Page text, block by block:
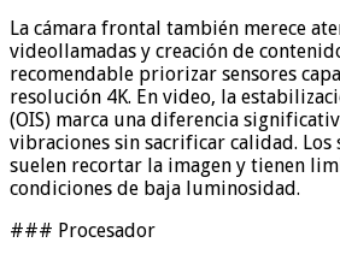
La cámara frontal también merece
videollamadas y creación de
recomendable priorizar sensores
resolución 4K. En video, la
(OIS) marca una diferencia
vibraciones sin sacrificar calidad. Los
suelen recortar la imagen y tienen
condiciones de baja luminosidad.
### Procesador